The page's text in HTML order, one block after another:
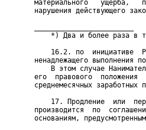
материального   ущерба,
нарушения действующего
*) Два и более раза в
16.2. по  инициативе
ненадлежащего выполнения
В этом случае
его  правового  положения
среднемесячных заработных
17. Продление  или
производится  по
основаниям,